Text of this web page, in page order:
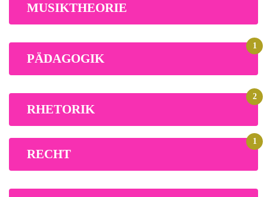
MUSIKTHEORIE
PÄDAGOGIK
1
RHETORIK
2
RECHT
1